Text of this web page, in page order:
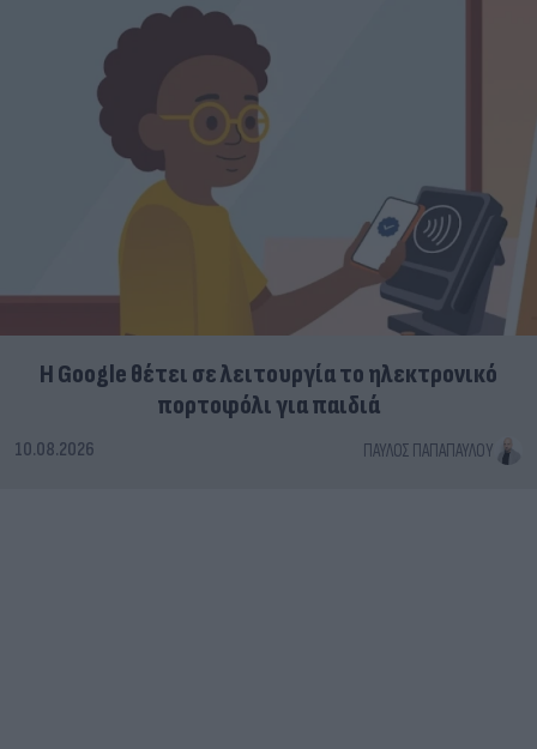
Η Google θέτει σε λειτουργία το ηλεκτρονικό
πορτοφόλι για παιδιά
10.08.2026 ΠΑΎΛΟΣ ΠΑΠΑΠΑΎΛΟΥ